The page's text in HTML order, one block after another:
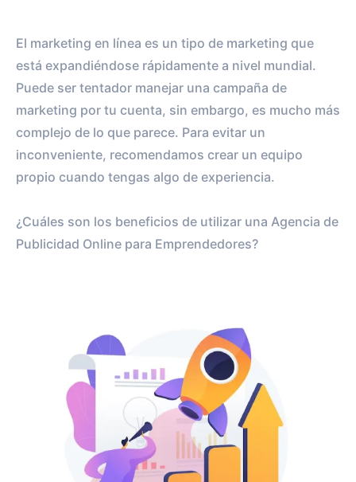
El marketing en línea es un tipo de marketing que
está expandiéndose rápidamente a nivel mundial.
Puede ser tentador manejar una campaña de
marketing por tu cuenta, sin embargo, es mucho más
complejo de lo que parece. Para evitar un
inconveniente, recomendamos crear un equipo
propio cuando tengas algo de experiencia.
¿Cuáles son los beneficios de utilizar una Agencia de
Publicidad Online para Emprendedores?